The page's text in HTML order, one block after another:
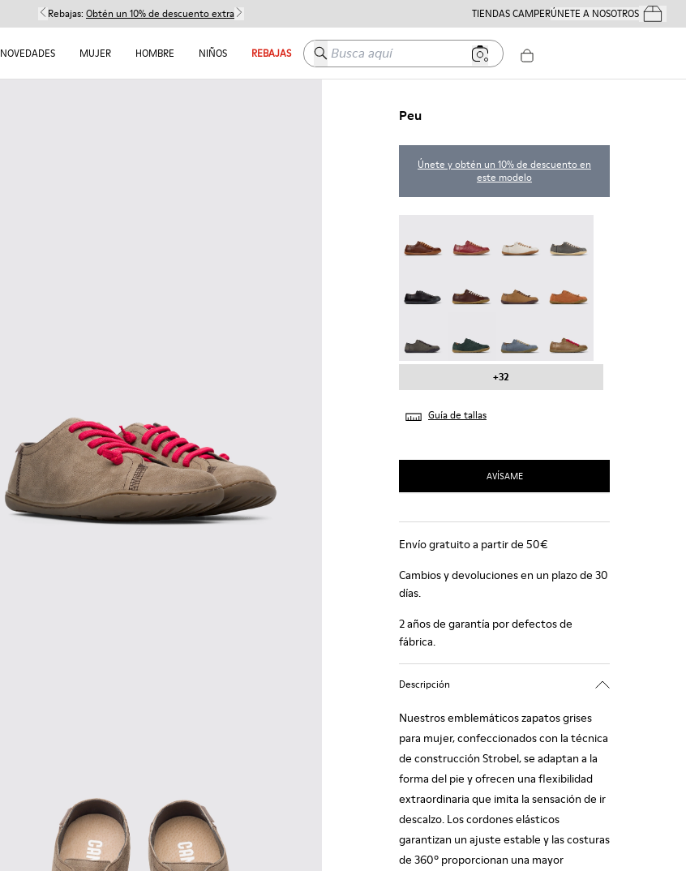
Rebajas: Obtén un 10% de descuento extra TIENDAS CAMPERÚNETE A NOSOTROSTus
NOVEDADES MUJER HOMBRE NIÑOS REBAJAS Busca aquí
Peu
Únete y obtén un 10% de descuento en
este modelo
+32
Guía de tallas
AVÍSAME
Envío gratuito a partir de 50€
Cambios y devoluciones en un plazo de 30
días.
2 años de garantía por defectos de
fábrica.
Descripción
Nuestros emblemáticos zapatos grises
para mujer, confeccionados con la técnica
de construcción Strobel, se adaptan a la
forma del pie y ofrecen una flexibilidad
extraordinaria que imita la sensación de ir
descalzo. Los cordones elásticos
garantizan un ajuste estable y las costuras
de 360º proporcionan una mayor